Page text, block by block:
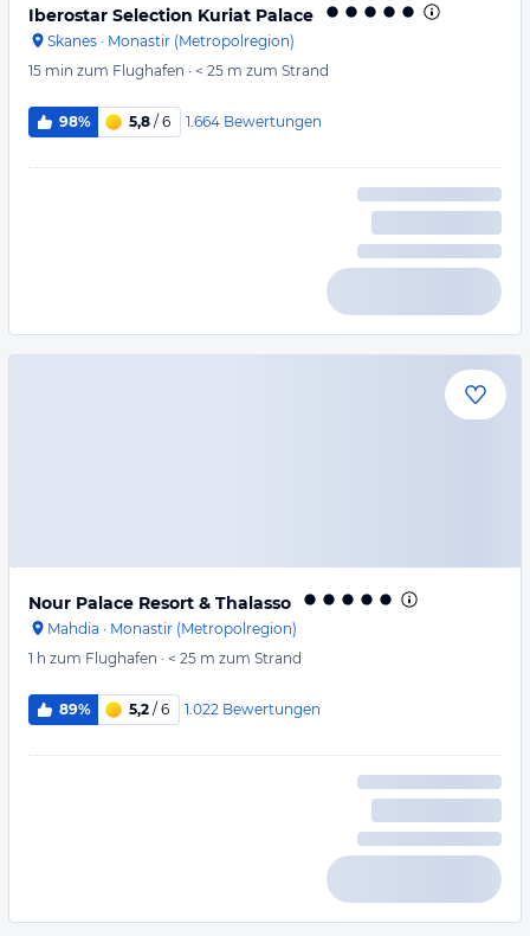
Iberostar Selection Kuriat Palace
Skanes · Monastir (Metropolregion)
15 min zum Flughafen · < 25 m zum Strand
98% 5,8 / 6 1.664 Bewertungen
Nour Palace Resort & Thalasso
Mahdia · Monastir (Metropolregion)
1 h zum Flughafen · < 25 m zum Strand
89% 5,2 / 6 1.022 Bewertungen